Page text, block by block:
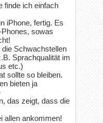
finde ich einfach
iPhone, fertig. Es
sowas
Schwachstellen
Sprachqualität im
etc.)
sollte so bleiben.
bieten ja
das zeigt, dass die
allen ankommen!